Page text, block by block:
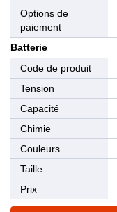
Options de
paiement
Batterie
Code de produit
Tension
Capacité
Chimie
Couleurs
Taille
Prix